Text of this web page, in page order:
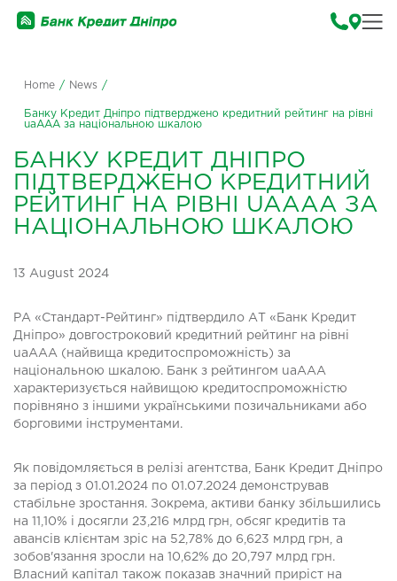
Home / News /
Банку Кредит Дніпро підтверджено кредитний рейтинг на рівні
uaААА за національною шкалою
БАНКУ КРЕДИТ ДНІПРО
ПІДТВЕРДЖЕНО КРЕДИТНИЙ
РЕЙТИНГ НА РІВНІ UAААА ЗА
НАЦІОНАЛЬНОЮ ШКАЛОЮ
13 August 2024
РА «Стандарт-Рейтинг» підтвердило АТ «Банк Кредит
Дніпро» довгостроковий кредитний рейтинг на рівні
uaААА (найвища кредитоспроможність) за
національною шкалою. Банк з рейтингом uaAАА
характеризується найвищою кредитоспроможністю
порівняно з іншими українськими позичальниками або
борговими інструментами.
Як повідомляється в релізі агентства, Банк Кредит Дніпро
за період з 01.01.2024 по 01.07.2024 демонстрував
стабільне зростання. Зокрема, активи банку збільшились
на 11,10% і досягли 23,216 млрд грн, обсяг кредитів та
авансів клієнтам зріс на 52,78% до 6,623 млрд грн, а
зобов'язання зросли на 10,62% до 20,797 млрд грн.
Власний капітал також показав значний приріст на